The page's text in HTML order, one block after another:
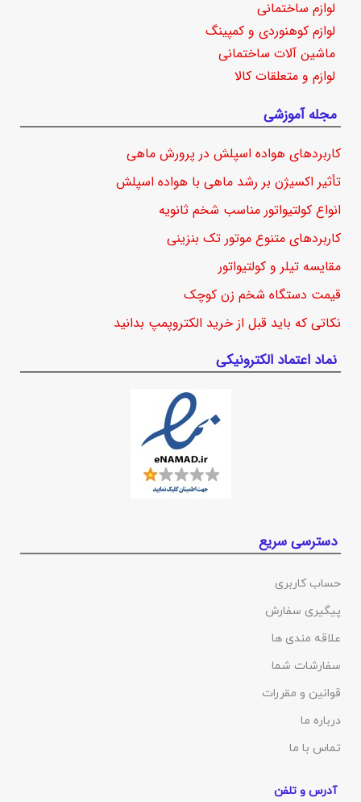
لوازم ساختمانی
لوازم کوهنوردی و کمپینگ
ماشین آلات ساختمانی
لوازم و متعلقات کالا
مجله آموزشی
کاربردهای هواده اسپلش در پرورش ماهی
تأثیر اکسیژن بر رشد ماهی با هواده اسپلش
انواع کولتیواتور مناسب شخم ثانویه
کاربردهای متنوع موتور تک بنزینی
مقایسه تیلر و کولتیواتور
قیمت دستگاه شخم زن کوچک
نکاتی که باید قبل از خرید الکتروپمپ بدانید
نماد اعتماد الکترونیکی
دسترسی سریع
حساب کاربری
پیگیری سفارش
علاقه مندی ها
سفارشات شما
قوانین و مقررات
درباره ما
تماس با ما
آدرس و تلفن